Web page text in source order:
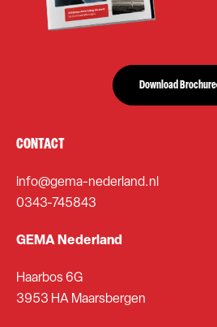
Download Brochure
CONTACT
info@gema-nederland.nl
0343-745843
GEMA Nederland
Haarbos 6G
3953 HA Maarsbergen